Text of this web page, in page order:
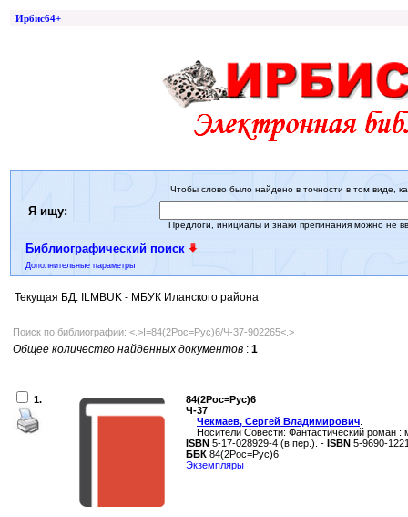
Ирбис64+
Я ищу:
Чтобы слово было найдено в точности в том виде,
Предлоги, инициалы и знаки препинания можно не
Библиографический поиск
Дополнительные параметры
Текущая БД: ILMBUK - МБУК Иланского района
Поиск по библиографии: <.>I=84(2Рос=Рус)6/Ч-37-902265<.>
Общее количество найденных документов : 1
1.
84(2Рос=Рус)6
Ч-37
Чекмаев, Сергей Владимирович
Носители Совести: Фантастический роман
ISBN 5-17-028929-4 (в пер.). - ISBN 5-9690-
ББК 84(2Рос=Рус)6
Экземпляры